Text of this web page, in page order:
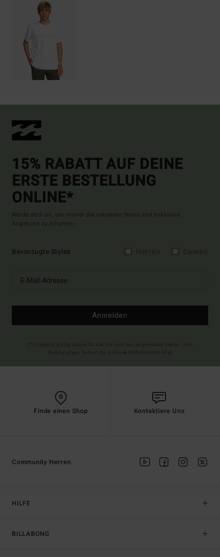
15% RABATT AUF DEINE
ERSTE BESTELLUNG
ONLINE*
Melde dich an, um immer die neuesten News und exklusive
Angebote zu erhalten.
Bevorzugte Styles
Anmelden
Finde einen Shop Kontaktiere Uns
HILFE
BILLABONG
Community Herren